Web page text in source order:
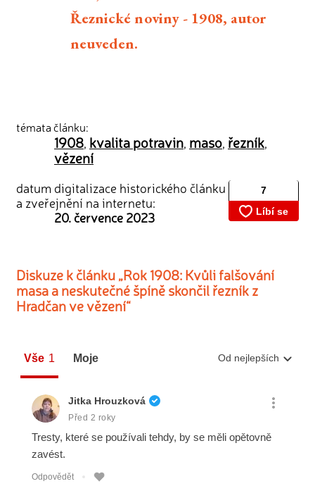
Řeznické noviny - 1908, autor
neuveden.
témata článku:
1908, kvalita potravin, maso, řezník,
vězení
datum digitalizace historického článku
a zveřejnění na internetu:
20. července 2023
Diskuze k článku „Rok 1908: Kvůli falšování
masa a neskutečné špíně skončil řezník z
Hradčan ve vězení“